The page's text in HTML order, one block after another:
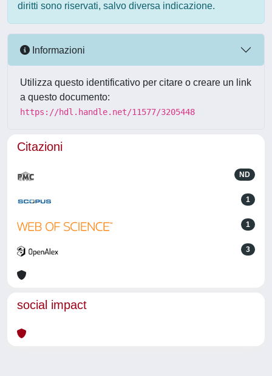
diritti sono riservati, salvo diversa indicazione.
Informazioni
Utilizza questo identificativo per citare o creare un link
a questo documento:
https://hdl.handle.net/11577/3205448
Citazioni
ND
1
1
3
social impact